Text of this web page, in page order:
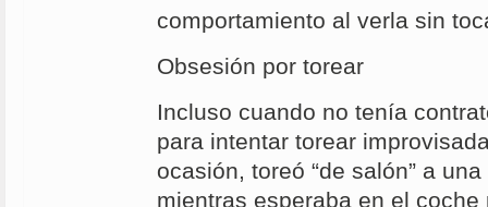
comportamiento al verla sin
Obsesión por torear
Incluso cuando no tenía
para intentar torear
ocasión, toreó “de salón” a
mientras esperaba en el